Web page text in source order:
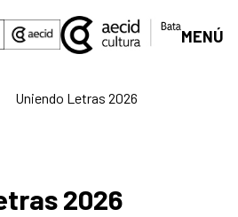
MENÚ
Uniendo Letras 2026
2026